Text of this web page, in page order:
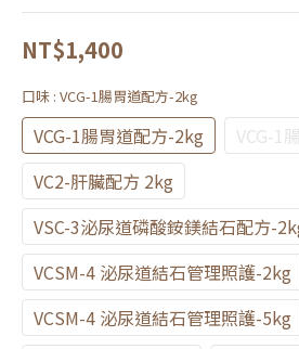
NT$1,400
口味 : VCG-1腸胃道配方-2kg
VCG-1腸胃道配方-2kg
VCG-1
VC2-肝臟配方 2kg
VSC-3泌尿道磷酸銨鎂結石配方-
VCSM-4 泌尿道結石管理照護-2kg
VCSM-4 泌尿道結石管理照護-5kg